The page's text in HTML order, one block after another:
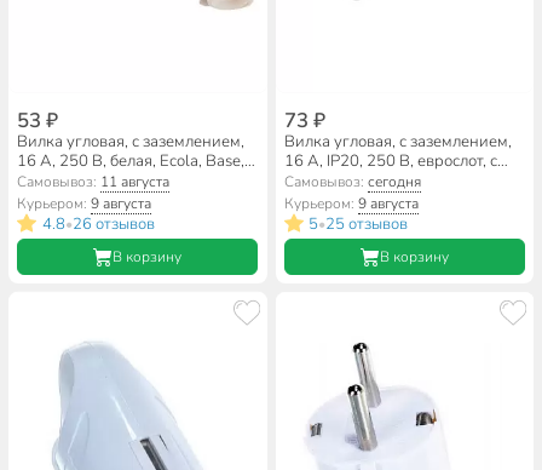
53 ₽
Вилка угловая, с заземлением,
16 А, 250 В, белая, Ecola, Base,
AEPL2WEAY
Самовывоз: 11 августа
Курьером:9 августа
4.8•26 отзывов
В корзину
73 ₽
Вилка угловая, с заземлением,
16 А, IP20, 250 В, еврослот, с
ушком, черная, UNIVersal,
А0112
Самовывоз: сегодня
Курьером: 9 августа
5•25 отзывов
В корзину